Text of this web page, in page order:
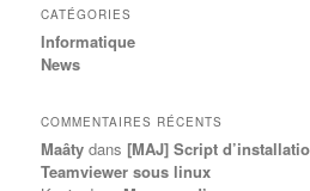
CATÉGORIES
Informatique
News
COMMENTAIRES RÉCENTS
Maâty dans [MAJ] Script
Teamviewer sous linux